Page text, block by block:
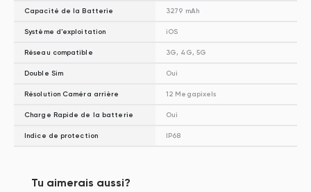
Capacité de la Batterie 3279 mAh
Système d'exploitation iOS
Réseau compatible 3G, 4G, 5G
Double Sim Oui
Résolution Caméra arrière 12 Megapixels
Charge Rapide de la batterie Oui
Indice de protection IP68
Tu aimerais aussi?